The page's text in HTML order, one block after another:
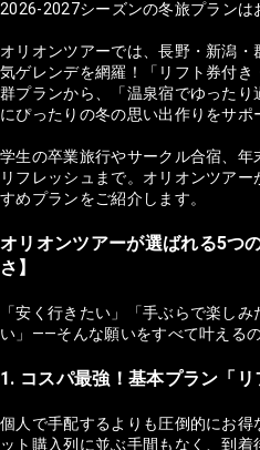
2026-2027シーズンの冬旅プランは
オリオンツアーでは、長野・新潟
気ゲレンデを網羅！「リフト券付
群プランから、「温泉宿でゆった
にぴったりの冬の思い出作りをサポ
学生の卒業旅行やサークル合宿、
リフレッシュまで。オリオンツア
すめプランをご紹介します。
オリオンツアーが選ばれる5つ
さ】
「安く行きたい」「手ぶらで楽し
い」——そんな願いをすべて叶える
1. コスパ最強！基本プラン「
個人で手配するよりも圧倒的にお
ット購入列に並ぶ手間もなく、到